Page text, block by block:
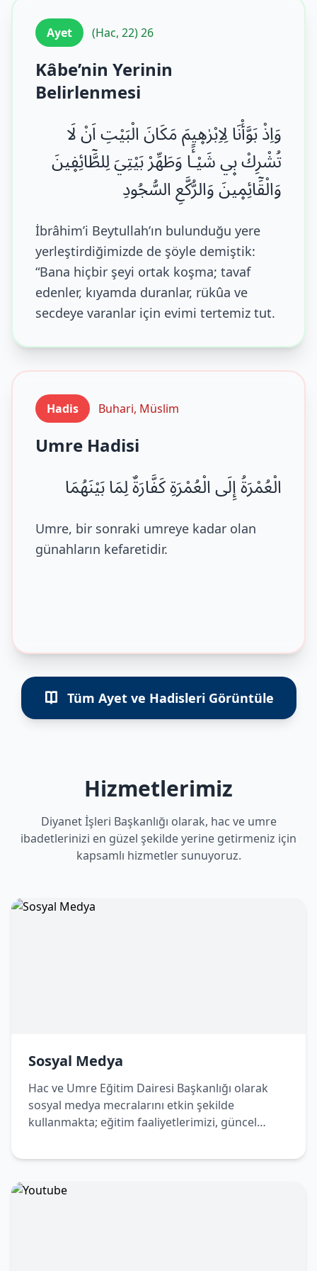
Ayet (Hac, 22) 26
Kâbe’nin Yerinin
Belirlenmesi
وَاِذْ بَوَّأْنَا لِاِبْرٰه۪يمَ مَكَانَ الْبَيْتِ اَنْ لَا
تُشْرِكْ ب۪ي شَيْـًٔا وَطَهِّرْ بَيْتِيَ لِلطَّٓائِف۪ينَ
وَالْقَٓائِم۪ينَ وَالرُّكَّعِ السُّجُودِ
İbrâhim’i Beytullah’ın bulunduğu yere
yerleştirdiğimizde de şöyle demiştik:
“Bana hiçbir şeyi ortak koşma; tavaf
edenler, kıyamda duranlar, rükûa ve
secdeye varanlar için evimi tertemiz tut.
Hadis Buhari, Müslim
Umre Hadisi
الْعُمْرَةُ إِلَى الْعُمْرَةِ كَفَّارَةٌ لِمَا بَيْنَهُمَا
Umre, bir sonraki umreye kadar olan
günahların kefaretidir.
Tüm Ayet ve Hadisleri Görüntüle
Hizmetlerimiz
Diyanet İşleri Başkanlığı olarak, hac ve umre
ibadetlerinizi en güzel şekilde yerine getirmeniz için
kapsamlı hizmetler sunuyoruz.
Sosyal Medya
Hac ve Umre Eğitim Dairesi Başkanlığı olarak
sosyal medya mecralarını etkin şekilde
kullanmakta; eğitim faaliyetlerimizi, güncel
dijital platformlar üzerinden de
medya hesaplarımızdan takip ederek